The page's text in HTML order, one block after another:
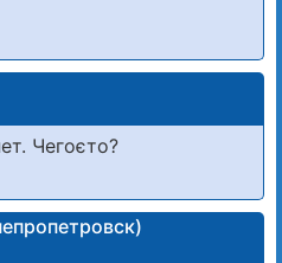
Чегоєто?